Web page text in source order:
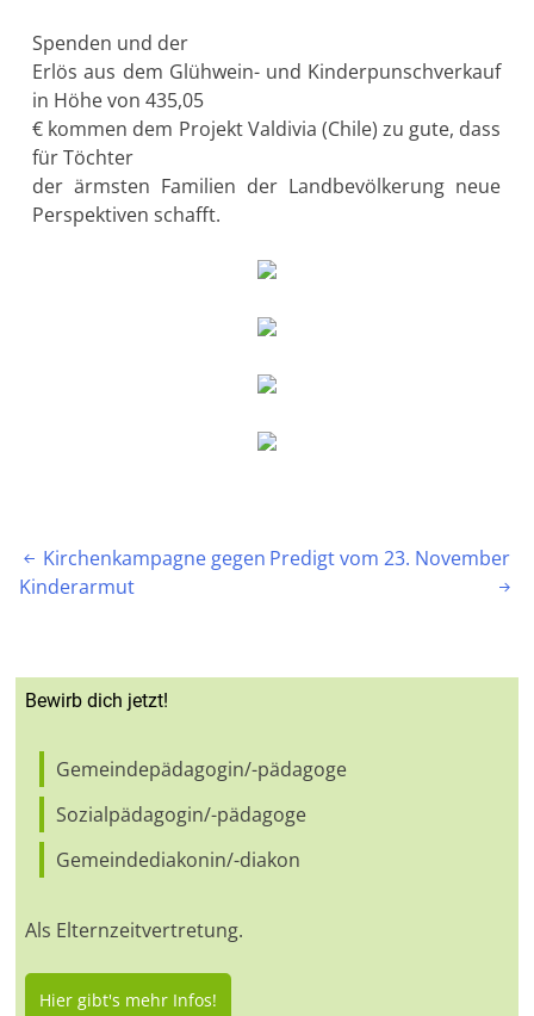
Spenden und der
Erlös aus dem Glühwein- und Kinderpunschverkauf
in Höhe von 435,05
€ kommen dem Projekt Valdivia (Chile) zu gute, dass
für Töchter
der ärmsten Familien der Landbevölkerung neue
Perspektiven schafft.
Beitragsnavigation
 Kirchenkampagne gegen
Kinderarmut
Predigt vom 23. November

Bewirb dich jetzt!
Gemeindepädagogin/-pädagoge
Sozialpädagogin/-pädagoge
Gemeindediakonin/-diakon
Als Elternzeitvertretung.
Hier gibt's mehr Infos!